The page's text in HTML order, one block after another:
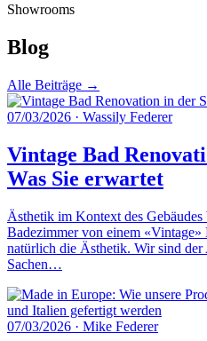
Showrooms
Blog
Alle Beiträge →
07/03/2026 · Wassily Federer
Vintage Bad
Was Sie erwartet
Ästhetik im Kontext des Gebäudes
Badezimmer von einem
natürlich die Ästhetik. Wir sind der
Sachen…
07/03/2026 · Mike Federer